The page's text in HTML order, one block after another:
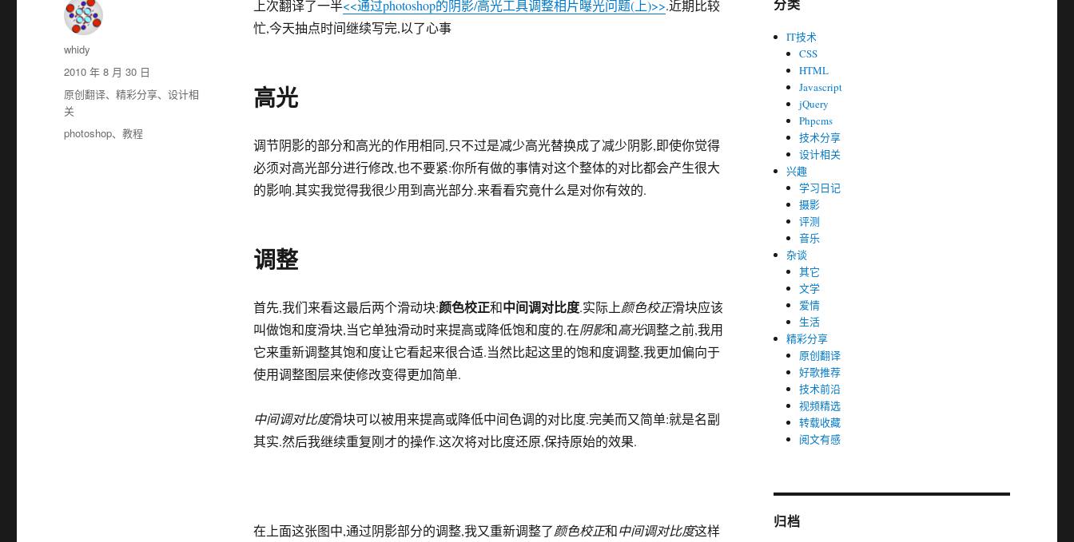
上次翻译了一半<<通过photoshop的阴影/高光工具调整相片曝光问题(上)>>.近期比较
忙,今天抽点时间继续写完,以了心事
高光
调节阴影的部分和高光的作用相同,只不过是减少高光替换成了减少阴影,即使你觉得
必须对高光部分进行修改,也不要紧:你所有做的事情对这个整体的对比都会产生很大
的影响.其实我觉得我很少用到高光部分.来看看究竟什么是对你有效的.
调整
首先,我们来看这最后两个滑动块:颜色校正和中间调对比度.实际上颜色校正滑块应该
叫做饱和度滑块,当它单独滑动时来提高或降低饱和度的.在阴影和高光调整之前,我用
它来重新调整其饱和度让它看起来很合适.当然比起这里的饱和度调整,我更加偏向于
使用调整图层来使修改变得更加简单.
中间调对比度滑块可以被用来提高或降低中间色调的对比度.完美而又简单:就是名副
其实.然后我继续重复刚才的操作.这次将对比度还原,保持原始的效果.
在上面这张图中,通过阴影部分的调整,我又重新调整了颜色校正和中间调对比度这样
作
者
whidy
发
布
于
2010 年 8 月 30 日
分
类
原创翻译、精彩分享、设计相
关
标
photoshop、教程
IT技术
CSS
HTML
Javascript
jQuery
Phpcms
技术分享
设计相关
兴趣
学习日记
摄影
评测
音乐
杂谈
其它
文学
爱情
生活
精彩分享
原创翻译
好歌推荐
技术前沿
视频精选
转载收藏
阅文有感
归档